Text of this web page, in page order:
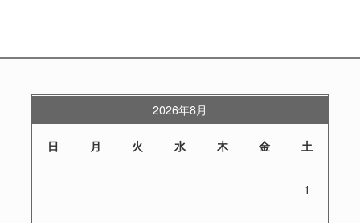
2026年8月
日 月 火 水 木 金 土
1